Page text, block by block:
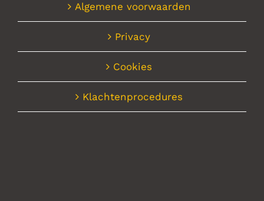
Algemene voorwaarden
Privacy
Cookies
Klachtenprocedures